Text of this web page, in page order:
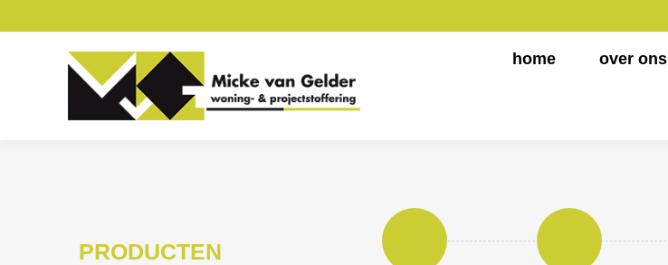
home over ons
PRODUCTEN